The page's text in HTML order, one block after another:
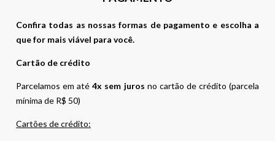
Confira todas as nossas formas de pagamento e escolha a
que for mais viável para você.
Cartão de crédito
Parcelamos em até4x sem juros no cartão de crédito (parcela
mínima de R$ 50)
Cartões de crédito: